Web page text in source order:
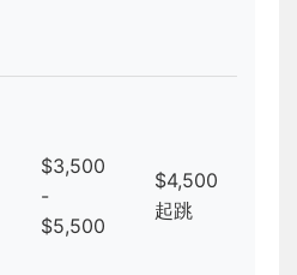
$3,500
-
$5,500
$4,500
起跳